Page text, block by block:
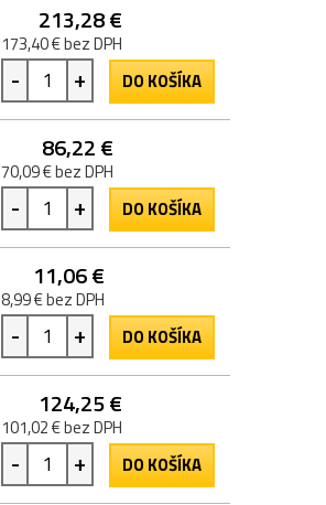
213,28 €
173,40 € bez DPH
- + DO KOŠÍKA
86,22 €
70,09 € bez DPH
- + DO KOŠÍKA
11,06 €
8,99 € bez DPH
- + DO KOŠÍKA
124,25 €
101,02 € bez DPH
- + DO KOŠÍKA